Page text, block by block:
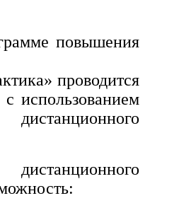
спорт
и прикладные
библиотечное
повышения
проводится
использованием